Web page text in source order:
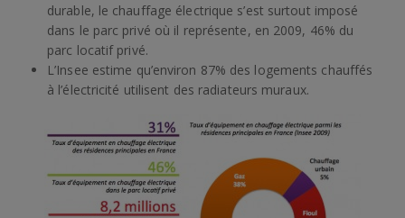
durable, le chauffage électrique s’est surtout imposé
dans le parc privé où il représente, en 2009, 46% du
parc locatif privé.
L’Insee estime qu’environ 87% des logements chauffés
à l’électricité utilisent des radiateurs muraux.